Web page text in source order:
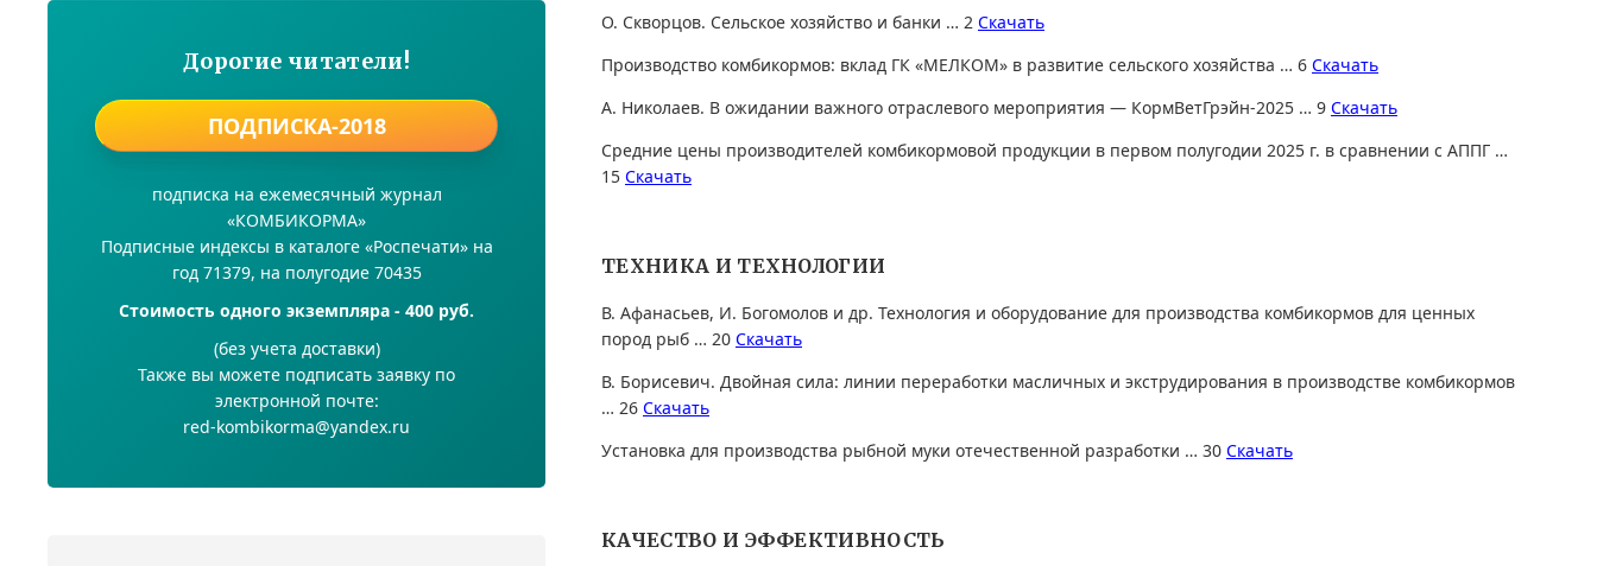
О. Скворцов. Сельское хозяйство и банки … 2 Скачать
Производство комбикормов: вклад ГК «МЕЛКОМ» в развитие сельского хозяйства … 6 Скачать
А. Николаев. В ожидании важного отраслевого мероприятия — КормВетГрэйн-2025 … 9 Скачать
Средние цены производителей комбикормовой продукции в первом полугодии 2025 г. в сравнении с АППГ …
15 Скачать
ТЕХНИКА И ТЕХНОЛОГИИ
В. Афанасьев, И. Богомолов и др. Технология и оборудование для производства комбикормов для ценных
пород рыб … 20 Скачать
В. Борисевич. Двойная сила: линии переработки масличных и экструдирования в производстве комбикормов
… 26 Скачать
Установка для производства рыбной муки отечественной разработки … 30 Скачать
КАЧЕСТВО И ЭФФЕКТИВНОСТЬ
Дорогие читатели!
ПОДПИСКА-2018
подписка на ежемесячный журнал
«КОМБИКОРМА»
Подписные индексы в каталоге «Роспечати» на
год 71379, на полугодие 70435
Стоимость одного экземпляра - 400 руб.
(без учета доставки)
Также вы можете подписать заявку по
электронной почте:
red-kombikorma@yandex.ru